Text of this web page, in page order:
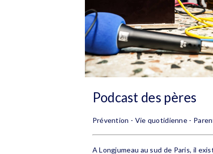
Podcast des pères
Prévention - Vie quotidienne -
A Longjumeau au sud de Paris, il